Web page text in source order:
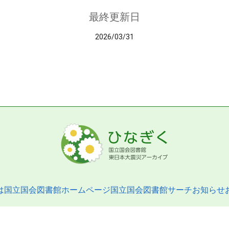
最終更新日
2026/03/31
国立国会図書館ホームページ国立国会図書館サーチお知らせ